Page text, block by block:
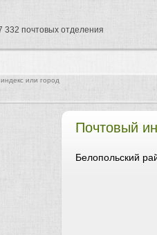
Почтовый
Белопольский
или город
332 почтовых отделения